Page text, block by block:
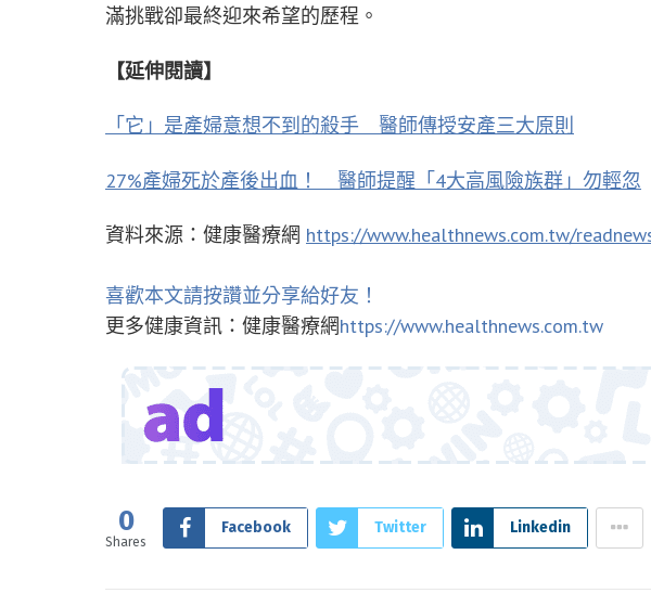
滿挑戰卻最終迎來希望的歷程。
【延伸閱讀】
「它」是產婦意想不到的殺手 醫師傳授安產三大原則
27%產婦死於產後出血！ 醫師提醒「4大高風險族群」勿輕忽
資料來源：健康醫療網 https://www.healthnews.com.tw/
喜歡本文請按讚並分享給好友！
更多健康資訊：健康醫療網https://www.healthnews.com.tw
0
Shares
Facebook Twitter Linkedin